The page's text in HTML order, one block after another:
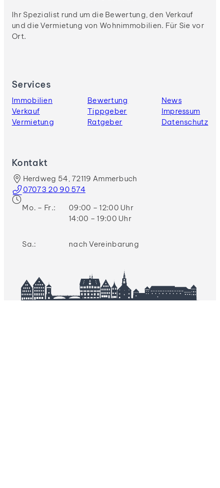
Ihr Spezialist rund um die Bewertung, den Verkauf
und die Vermietung von Wohnimmobilien. Für Sie vor
Ort.
Services
Immobilien
Verkauf
Vermietung
Bewertung
Tippgeber
Ratgeber
News
Impressum
Datenschutz
Kontakt
Herdweg 54, 72119 Ammerbuch
07073 20 90 574
Mo. – Fr.:
09:00 – 12:00 Uhr
14:00 – 19:00 Uhr
Sa.: nach Vereinbarung